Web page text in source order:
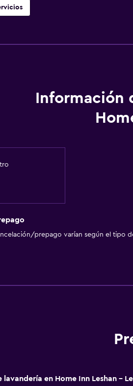
Información
prepago varían según el tipo
lavandería en Home Inn Leshan -